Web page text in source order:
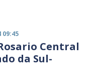
09:45
Central
da Sul-